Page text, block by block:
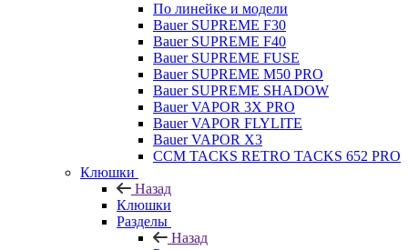
По линейке и модели
Bauer SUPREME F30
Bauer SUPREME F40
Bauer SUPREME FUSE
Bauer SUPREME M50 PRO
Bauer SUPREME SHADOW
Bauer VAPOR 3X PRO
Bauer VAPOR FLYLITE
Bauer VAPOR X3
CCM TACKS RETRO TACKS 652 PRO
Клюшки
Назад
Клюшки
Разделы
Назад